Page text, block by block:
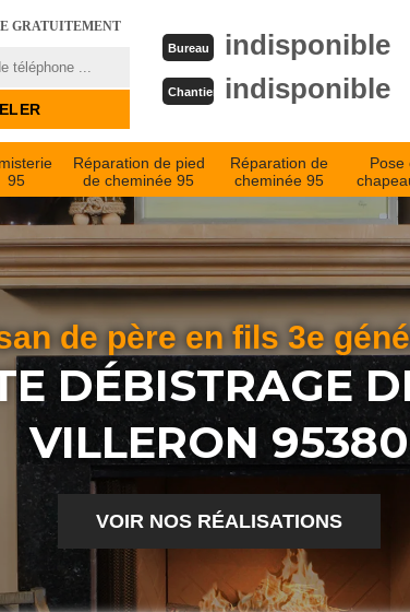
GRATUITEMENT
Bureau indisponible
Chantier indisponible
95
Réparation de pied
de cheminée 95
Réparation de
cheminée 95
Pose
de père en fils 3e
DÉBISTRAGE
VILLERON 95380
VOIR NOS RÉALISATIONS